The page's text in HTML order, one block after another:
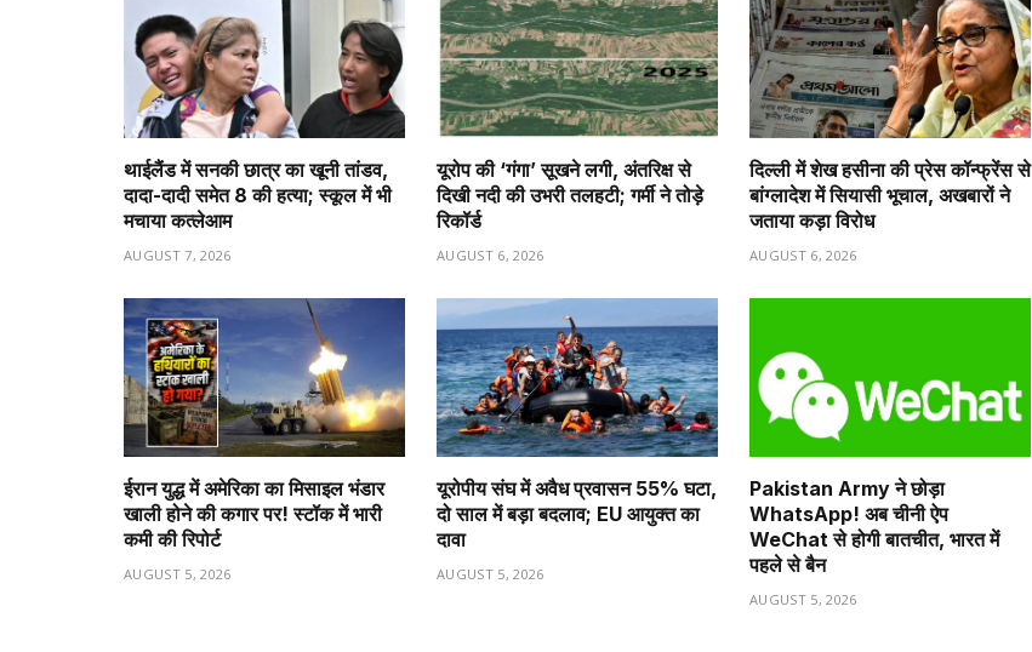
थाईलैंड में सनकी छात्र का खूनी तांडव,
दादा-दादी समेत 8 की हत्या; स्कूल में भी
मचाया कत्लेआम
AUGUST 7, 2026
यूरोप की ‘गंगा’ सूखने लगी, अंतरिक्ष से
दिखी नदी की उभरी तलहटी; गर्मी ने तोड़े
रिकॉर्ड
AUGUST 6, 2026
दिल्ली में शेख हसीना की प्रेस कॉन्फ्रेंस से
बांग्लादेश में सियासी भूचाल, अखबारों ने
जताया कड़ा विरोध
AUGUST 6, 2026
ईरान युद्ध में अमेरिका का मिसाइल भंडार
खाली होने की कगार पर! स्टॉक में भारी
कमी की रिपोर्ट
AUGUST 5, 2026
यूरोपीय संघ में अवैध प्रवासन 55% घटा,
दो साल में बड़ा बदलाव; EU आयुक्त का
दावा
AUGUST 5, 2026
Pakistan Army ने छोड़ा
WhatsApp! अब चीनी ऐप
WeChat से होगी बातचीत, भारत में
पहले से बैन
AUGUST 5, 2026